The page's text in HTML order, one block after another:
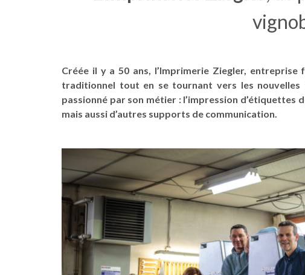
Créée il y a 50 ans, l’Imprimerie Ziegler,
traditionnel tout en se tournant vers les nouvelles
passionné par son métier : l’impression d’étiquettes
mais aussi d’autres supports de communication.